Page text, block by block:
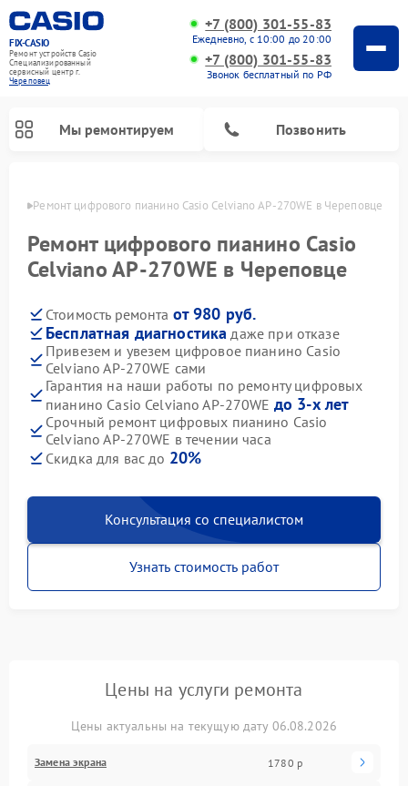
FIX-CASIO
Ремонт устройств Casio
Специализированный
cервисный центр г.
Череповец
+7 (800) 301-55-83
Ежедневно, с 10:00 до 20:00
+7 (800) 301-55-83
Звонок бесплатный по РФ
Мы ремонтируем Позвонить
Ремонт цифрового пианино Casio Celviano AP-270WE в Череповце
Ремонт цифрового пианино Casio
Celviano AP-270WE в Череповце
Стоимость ремонта от 980 руб.
Бесплатная диагностика даже при отказе
Привезем и увезем цифровое пианино Casio
Celviano AP-270WE сами
Гарантия на наши работы по ремонту цифровых
пианино Casio Celviano AP-270WE до 3-х лет
Срочный ремонт цифровых пианино Casio
Celviano AP-270WE в течении часа
Скидка для вас до 20%
Консультация со специалистом
Узнать стоимость работ
Цены на услуги ремонта
Цены актуальны на текущую дату 06.08.2026
Замена экрана 1780 р